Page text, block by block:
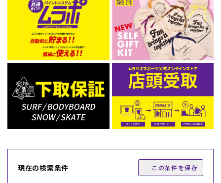
現在の検索条件 この条件を保存